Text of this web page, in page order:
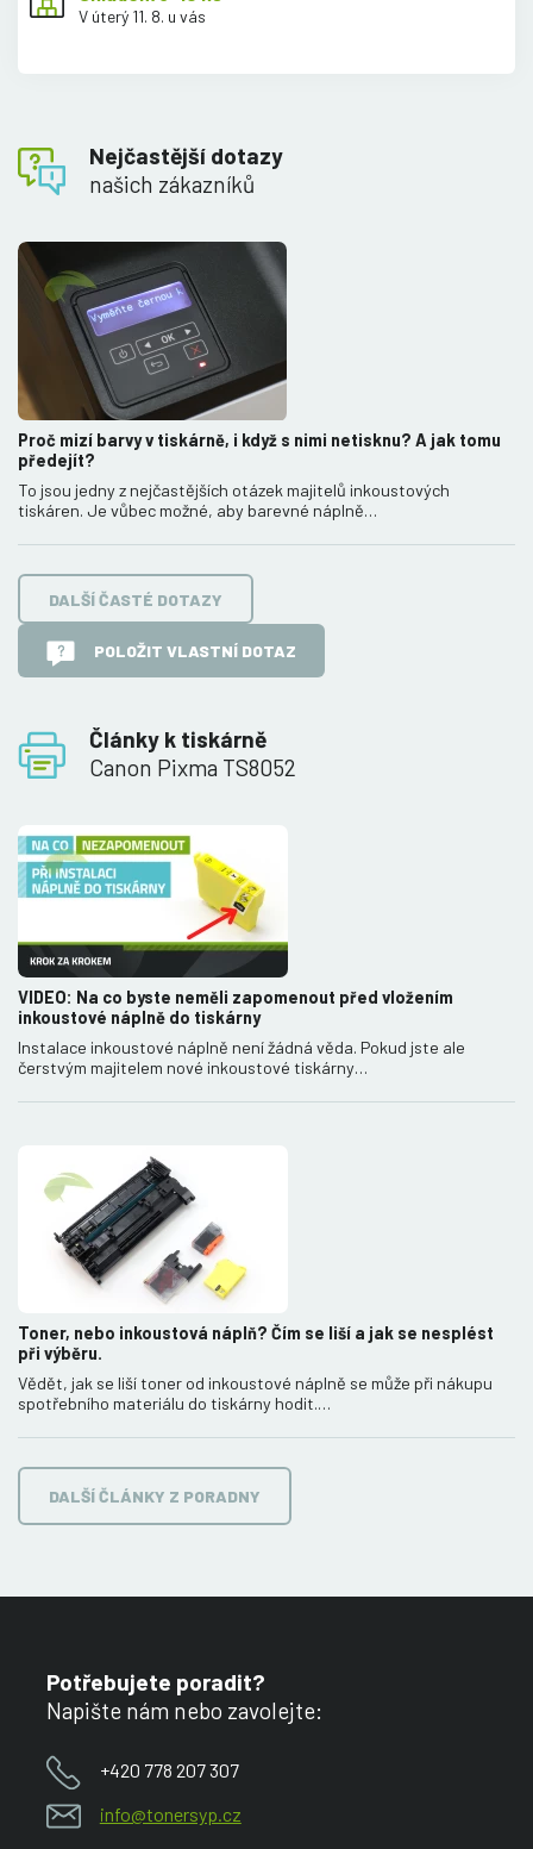
V úterý 11. 8. u vás
Nejčastější dotazy
našich zákazníků
Články k tiskárně
Canon Pixma TS8052
Proč mizí barvy v tiskárně, i když s nimi netisknu? A jak tomu
předejít?
To jsou jedny z nejčastějších otázek majitelů inkoustových
tiskáren. Je vůbec možné, aby barevné náplně…
DALŠÍ ČASTÉ DOTAZY
POLOŽIT VLASTNÍ DOTAZ
VIDEO: Na co byste neměli zapomenout před vložením
inkoustové náplně do tiskárny
Instalace inkoustové náplně není žádná věda. Pokud jste ale
čerstvým majitelem nové inkoustové tiskárny…
Toner, nebo inkoustová náplň? Čím se liší a jak se nesplést
při výběru.
Vědět, jak se liší toner od inkoustové náplně se může při nákupu
spotřebního materiálu do tiskárny hodit.…
DALŠÍ ČLÁNKY Z PORADNY
Potřebujete poradit?
Napište nám nebo zavolejte:
+420 778 207 307
info@tonersyp.cz